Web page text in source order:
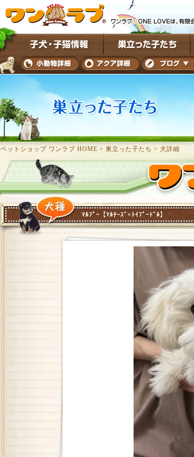
ペットショップ ワンラブ HOME > 巣立った子たち > 犬詳細
ﾏﾙﾌﾟｰ【ﾏﾙﾁｰｽﾞ×ﾄｲﾌﾟｰﾄﾞﾙ】